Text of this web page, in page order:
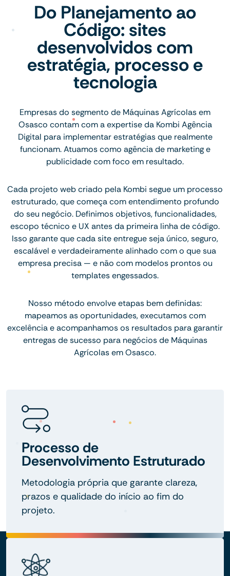
Do Planejamento ao
Código: sites
desenvolvidos com
estratégia, processo e
tecnologia
Empresas do segmento de Máquinas Agrícolas em
Osasco contam com a expertise da Kombi Agência
Digital para implementar estratégias que realmente
funcionam. Atuamos como agência de marketing e
publicidade com foco em resultado.
Cada projeto web criado pela Kombi segue um processo
estruturado, que começa com entendimento profundo
do seu negócio. Definimos objetivos, funcionalidades,
escopo técnico e UX antes da primeira linha de código.
Isso garante que cada site entregue seja único, seguro,
escalável e verdadeiramente alinhado com o que sua
empresa precisa — e não com modelos prontos ou
templates engessados.
Nosso método envolve etapas bem definidas:
mapeamos as oportunidades, executamos com
excelência e acompanhamos os resultados para garantir
entregas de sucesso para negócios de Máquinas
Agrícolas em Osasco.
Processo de
Desenvolvimento Estruturado
Metodologia própria que garante clareza,
prazos e qualidade do início ao fim do
projeto.